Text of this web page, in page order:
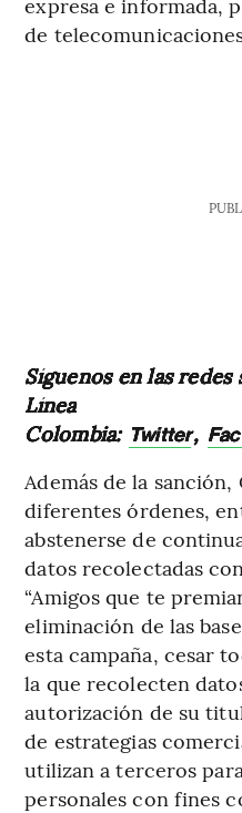
de
Síguenos en las
Línea
Colombia: Twitter,
Además de la
diferentes órdenes,
abstenerse de
datos recolectadas
“Amigos que te
eliminación de las
esta campaña, cesar
la que recolecten
autorización de su
de estrategias
utilizan a terceros
personales con fines